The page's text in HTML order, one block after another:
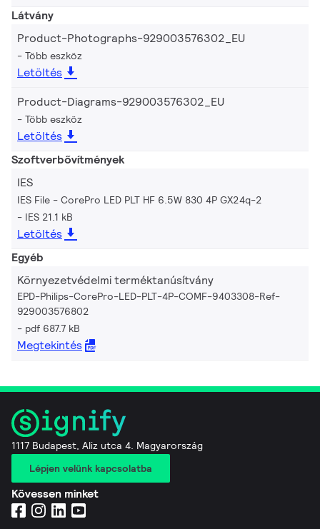
Látvány
Product-Photographs-929003576302_EU
Több eszköz
Letöltés
Product-Diagrams-929003576302_EU
Több eszköz
Letöltés
Szoftverbővítmények
IES
IES File - CorePro LED PLT HF 6.5W 830 4P GX24q-2
IES 21.1 kB
Letöltés
Egyéb
Környezetvédelmi terméktanúsítvány
EPD-Philips-CorePro-LED-PLT-4P-COMF-9403308-Ref-
929003576802
pdf 687.7 kB
Megtekintés
1117 Budapest, Aliz utca 4. Magyarország
Lépjen velünk kapcsolatba
Kövessen minket